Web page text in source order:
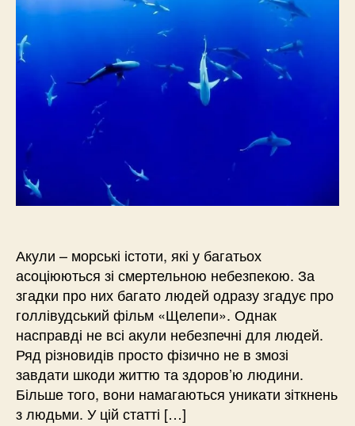
Акули – морські істоти, які у багатьох
асоціюються зі смертельною небезпекою. За
згадки про них багато людей одразу згадує про
голлівудський фільм «Щелепи». Однак
насправді не всі акули небезпечні для людей.
Ряд різновидів просто фізично не в змозі
завдати шкоди життю та здоров’ю людини.
Більше того, вони намагаються уникати зіткнень
з людьми. У цій статті […]